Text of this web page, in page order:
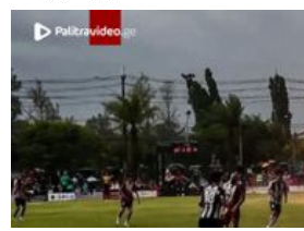
10
დღის ზოგადი
ასტროლოგიური
პროგნოზი